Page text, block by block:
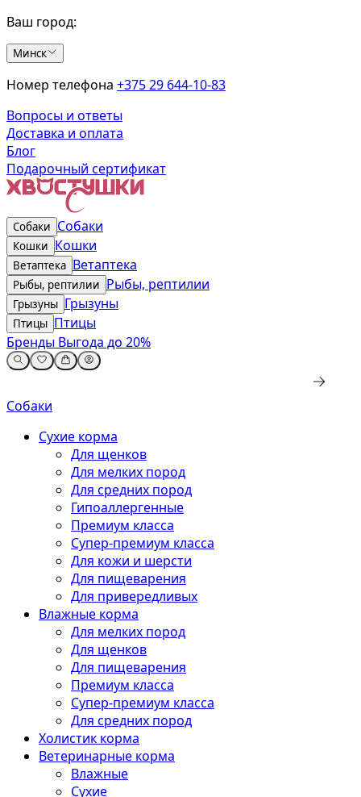
Ваш город:
Минск
Номер телефона +375 29 644-10-83
Вопросы и ответы
Доставка и оплата
Блог
Подарочный сертификат
Собаки Собаки
Кошки Кошки
Ветаптека Ветаптека
Рыбы, рептилии Рыбы, рептилии
Грызуны Грызуны
Птицы Птицы
Бренды Выгода до 20%
Собаки
Сухие корма
Для щенков
Для мелких пород
Для средних пород
Гипоаллергенные
Премиум класса
Супер-премиум класса
Для кожи и шерсти
Для пищеварения
Для привередливых
Влажные корма
Для мелких пород
Для щенков
Для пищеварения
Премиум класса
Супер-премиум класса
Для средних пород
Холистик корма
Ветеринарные корма
Влажные
Сухие